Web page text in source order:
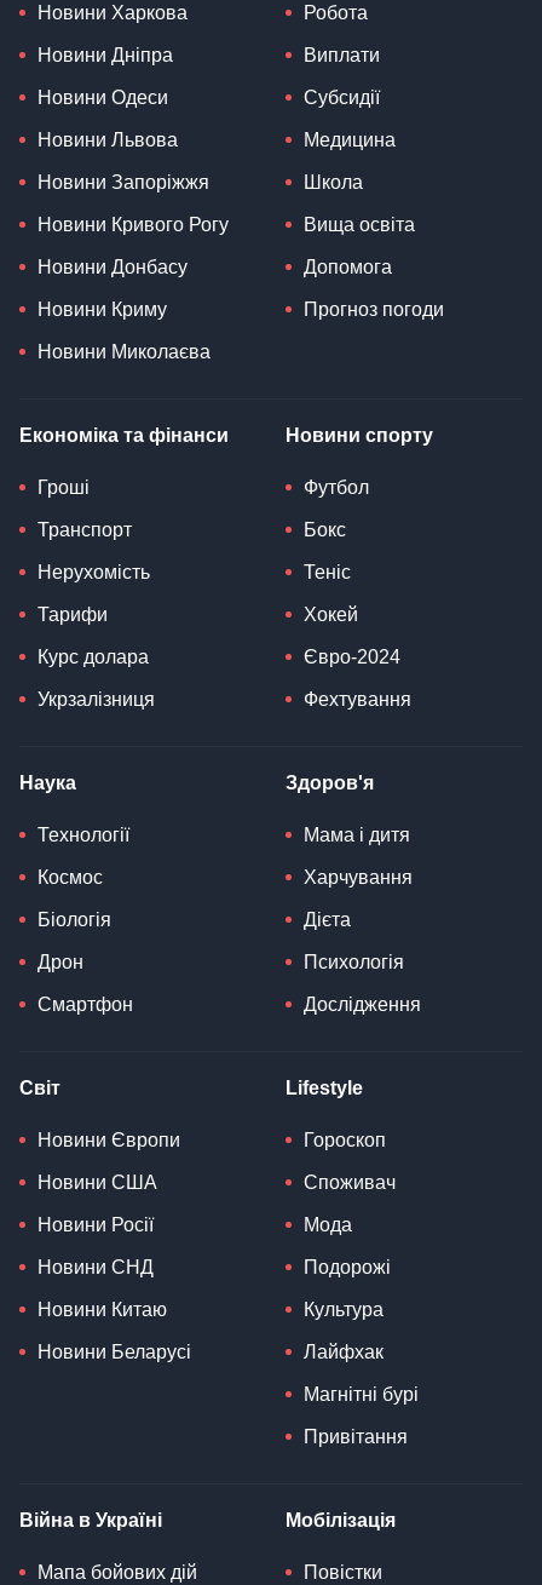
Новини Харкова
Новини Дніпра
Новини Одеси
Новини Львова
Новини Запоріжжя
Новини Кривого Рогу
Новини Донбасу
Новини Криму
Новини Миколаєва
Робота
Виплати
Субсидії
Медицина
Школа
Вища освіта
Допомога
Прогноз погоди
Економіка та фінанси
Гроші
Транспорт
Нерухомість
Тарифи
Курс долара
Укрзалізниця
Новини спорту
Футбол
Бокс
Теніс
Хокей
Євро-2024
Фехтування
Наука
Технології
Космос
Біологія
Дрон
Смартфон
Здоров'я
Мама і дитя
Харчування
Дієта
Психологія
Дослідження
Світ
Новини Європи
Новини США
Новини Росії
Новини СНД
Новини Китаю
Новини Беларусі
Lifestyle
Гороскоп
Споживач
Мода
Подорожі
Культура
Лайфхак
Магнітні бурі
Привітання
Війна в Україні
Мапа бойових дій
Мобілізація
Повістки